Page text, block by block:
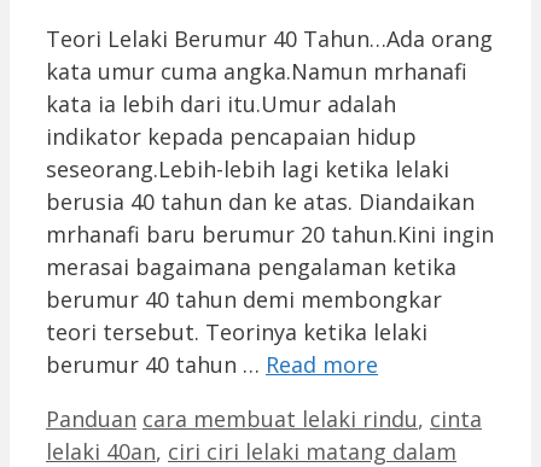
Teori Lelaki Berumur 40 Tahun…Ada orang
kata umur cuma angka.Namun mrhanafi
kata ia lebih dari itu.Umur adalah
indikator kepada pencapaian hidup
seseorang.Lebih-lebih lagi ketika lelaki
berusia 40 tahun dan ke atas. Diandaikan
mrhanafi baru berumur 20 tahun.Kini ingin
merasai bagaimana pengalaman ketika
berumur 40 tahun demi membongkar
teori tersebut. Teorinya ketika lelaki
berumur 40 tahun … Read more
Categories
Panduan Tags
cara membuat lelaki rindu, cinta
lelaki 40an, ciri ciri lelaki matang dalam